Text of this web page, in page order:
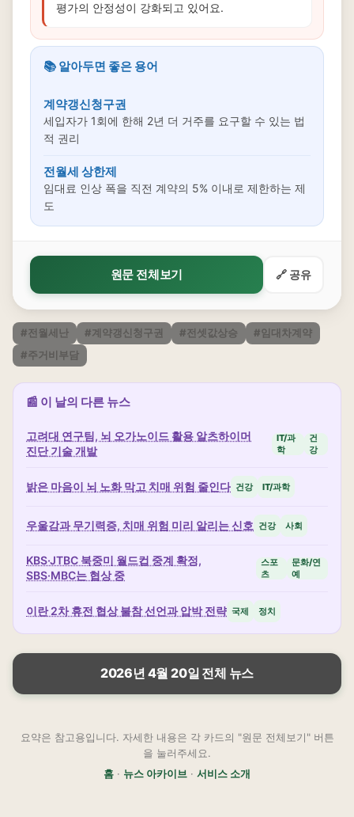
평가의 안정성이 강화되고 있어요.
📚 알아두면 좋은 용어
계약갱신청구권
세입자가 1회에 한해 2년 더 거주를 요구할 수 있는 법
적 권리
전월세 상한제
임대료 인상 폭을 직전 계약의 5% 이내로 제한하는 제
도
원문 전체보기 🔗 공유
#전월세난 #계약갱신청구권 #전셋값상승
#임대차계약
#주거비부담
📰 이 날의 다른 뉴스
고려대 연구팀, 뇌 오가노이드 활용 알츠하이머
진단 기술 개발
IT/과
학
건
강
밝은 마음이 뇌 노화 막고 치매 위험 줄인다 건강 IT/과학
우울감과 무기력증, 치매 위험 미리 알리는 신호 건강 사회
KBS·JTBC 북중미 월드컵 중계 확정,
SBS·MBC는 협상 중
스포
츠
문화/연
예
이란 2차 휴전 협상 불참 선언과 압박 전략 국제 정치
2026년 4월 20일 전체 뉴스
요약은 참고용입니다. 자세한 내용은 각 카드의 "원문 전체보기" 버튼
을 눌러주세요.
홈 · 뉴스 아카이브 · 서비스 소개